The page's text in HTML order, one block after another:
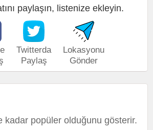
paylaşın, listenize ekleyin.
Twitterda
Paylaş
Lokasyonu
Gönder
kadar popüler olduğunu gösterir.